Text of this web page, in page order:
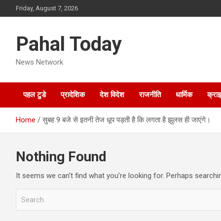
to
Friday, August 7, 2026
Pahal Today
News Network
पहल टुडे प्रादेशिक देश विदेश राजनीति धार्मिक
Home सुबह 9 बजे से इतनी तेज धूप पड़ती है कि लगता है झुलस ही जाएंगे।
Nothing Found
It seems we can’t find what you’re looking for. Perhaps